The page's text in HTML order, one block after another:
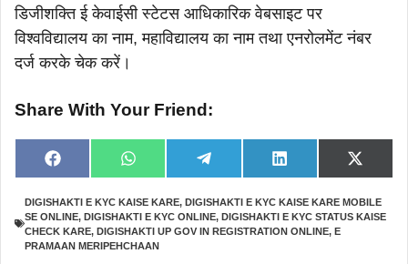
डिजीशक्ति ई केवाईसी स्टेटस आधिकारिक वेबसाइट पर
विश्वविद्यालय का नाम, महाविद्यालय का नाम तथा एनरोलमेंट नंबर
दर्ज करके चेक करें।
Share With Your Friend:
Share
on
F
a
e
b
o
o
Share
on
W
h
t
s
A
p
Share
on
e
e
g
r
Share
on
L
i
k
e
d
Share
on
X
(
w
i
DIGISHAKTI E KYC KAISE KARE, DIGISHAKTI E KYC KAISE KARE MOBILE
SE ONLINE, DIGISHAKTI E KYC ONLINE, DIGISHAKTI E KYC STATUS KAISE
CHECK KARE, DIGISHAKTI UP GOV IN REGISTRATION ONLINE, E
PRAMAAN MERIPEHCHAAN